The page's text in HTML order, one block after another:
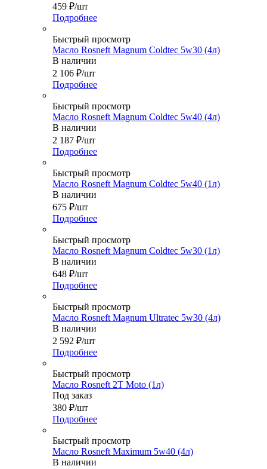
459 ₽/шт
Подробнее
Быстрый просмотр
Масло Rosneft Magnum Coldtec 5w30 (4л)
В наличии
2 106 ₽/шт
Подробнее
Быстрый просмотр
Масло Rosneft Magnum Coldtec 5w40 (4л)
В наличии
2 187 ₽/шт
Подробнее
Быстрый просмотр
Масло Rosneft Magnum Coldtec 5w40 (1л)
В наличии
675 ₽/шт
Подробнее
Быстрый просмотр
Масло Rosneft Magnum Coldtec 5w30 (1л)
В наличии
648 ₽/шт
Подробнее
Быстрый просмотр
Масло Rosneft Magnum Ultratec 5w30 (4л)
В наличии
2 592 ₽/шт
Подробнее
Быстрый просмотр
Масло Rosneft 2T Moto (1л)
Под заказ
380 ₽/шт
Подробнее
Быстрый просмотр
Масло Rosneft Maximum 5w40 (4л)
В наличии